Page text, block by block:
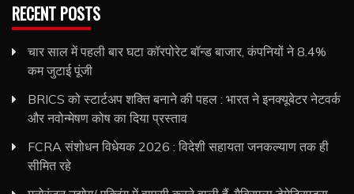
RECENT POSTS
चार साल में पहली बार घटा कॉरपोरेट बॉन्ड बाजार, कंपनियों ने 8.4%
कम जुटाई पूंजी
BRICS को स्टार्टअप शक्ति बनाने की पहल : भारत ने इनक्यूबेटर नेटवर्क
और नवोन्मेषण कोष का दिया प्रस्ताव
FCRA संशोधन विधेयक 2026 : विदेशी सहायता जनकल्याण तक ही
सीमित रहे